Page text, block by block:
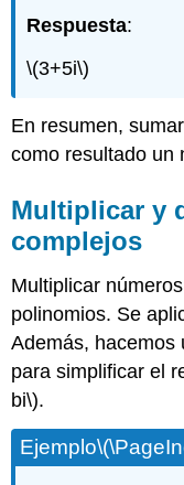
Respuesta:
\(3+5i\)
En resumen,
como resultado un
Multiplicar y
complejos
Multiplicar
polinomios. Se
Además, hacemos
para simplificar el
bi\).
Ejemplo